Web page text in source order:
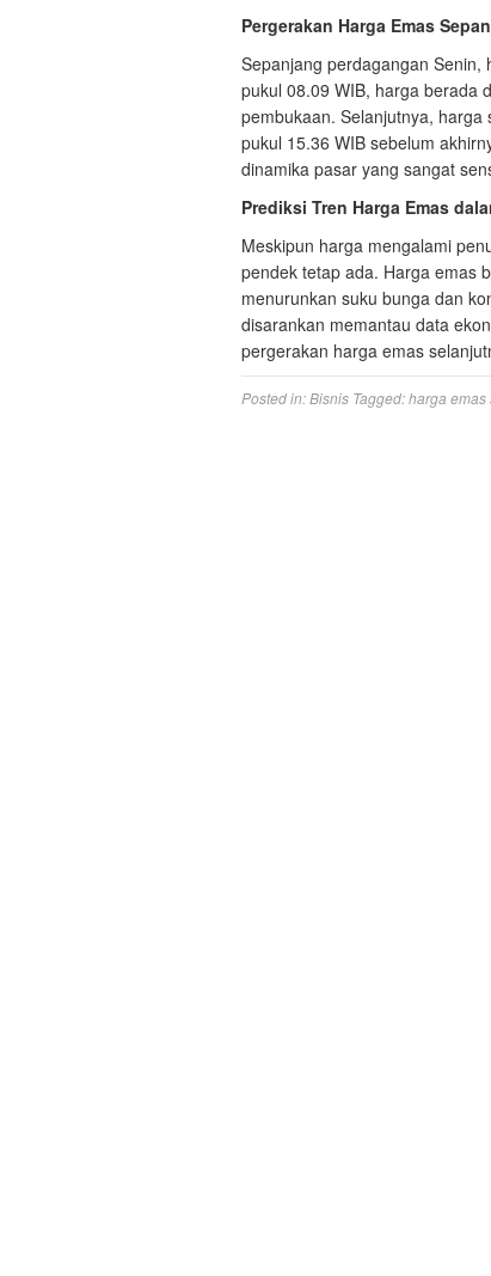
Pergerakan Harga Emas
Sepanjang perdagangan
pukul 08.09 WIB, harga berada
pembukaan. Selanjutnya,
pukul 15.36 WIB sebelum
dinamika pasar yang sangat
Prediksi Tren Harga Emas
Meskipun harga mengalami
pendek tetap ada. Harga emas
menurunkan suku bunga dan
disarankan memantau data
pergerakan harga emas
Posted in:Bisnis Tagged:harga emas